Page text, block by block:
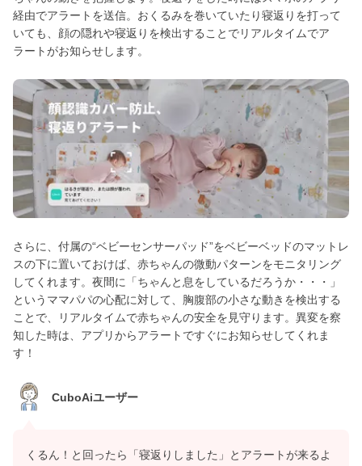
経由でアラートを送信。おくるみを巻いていたり寝返りを打って
いても、顔の隠れや寝返りを検出することでリアルタイムでア
ラートがお知らせします。
さらに、付属の“ベビーセンサーパッド”をベビーベッドのマットレ
スの下に置いておけば、赤ちゃんの微動パターンをモニタリング
してくれます。夜間に「ちゃんと息をしているだろうか・・・」
というママパパの心配に対して、胸腹部の小さな動きを検出する
ことで、リアルタイムで赤ちゃんの安全を見守ります。異変を察
知した時は、アプリからアラートですぐにお知らせしてくれま
す！
CuboAiユーザー
くるん！と回ったら「寝返りしました」とアラートが来るよ